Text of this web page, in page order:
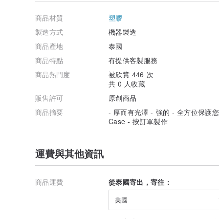
商品材質
塑膠
製造方式
機器製造
商品產地
泰國
商品特點
有提供客製服務
商品熱門度
被欣賞 446 次
共 0 人收藏
販售許可
原創商品
商品摘要
- 厚而有光澤 - 強的 - 全方位保護
Case - 按訂單製作
運費與其他資訊
商品運費 從泰國寄出，寄往：
美國